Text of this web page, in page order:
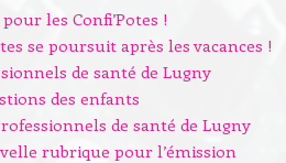
les Confi’Potes !
se poursuit après les vacances !
de santé de Lugny
des enfants
de santé de Lugny
rubrique pour l’émission